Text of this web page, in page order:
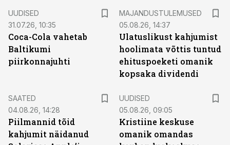
UUDISED
31.07.26, 10:35
Coca-Cola vahetab
Baltikumi
piirkonnajuhti
MAJANDUSTULEMUSED
05.08.26, 14:37
Ulatuslikust kahjumist
hoolimata võttis tuntud
ehituspoeketi omanik
kopsaka dividendi
SAATED
04.08.26, 14:28
Piilmannid tõid
kahjumit näidanud
UUDISED
05.08.26, 09:05
Kristiine keskuse
omanik omandas